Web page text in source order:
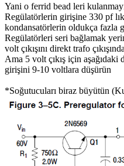
Yani o ferrid bead leri
Regülatörlerin girişine 330 pf
kondansatörlerin oldukça fazla
Regülatörleri seri bağlamak
volt çıkışını direkt trafo
Ama 5 volt çıkış için
girişini 9-10 voltlara düşürün
*Soğutucuları biraz büyütün